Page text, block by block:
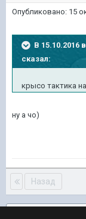
Опубликовано: 15
В 15.10.2016
сказал:
крысо тактика
ну а чо)
Назад